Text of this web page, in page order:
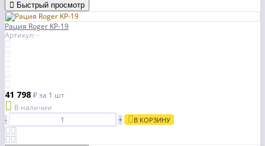
Быстрый просмотр
Рация Roger KP-19
Артикул: -
41 798 ₽за 1 шт
В наличии
-
+ В КОРЗИНУ